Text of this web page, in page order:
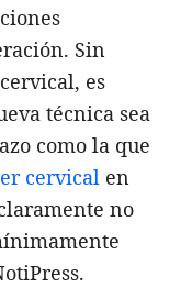
Sin
es
técnica sea
como la que
cervical en
no